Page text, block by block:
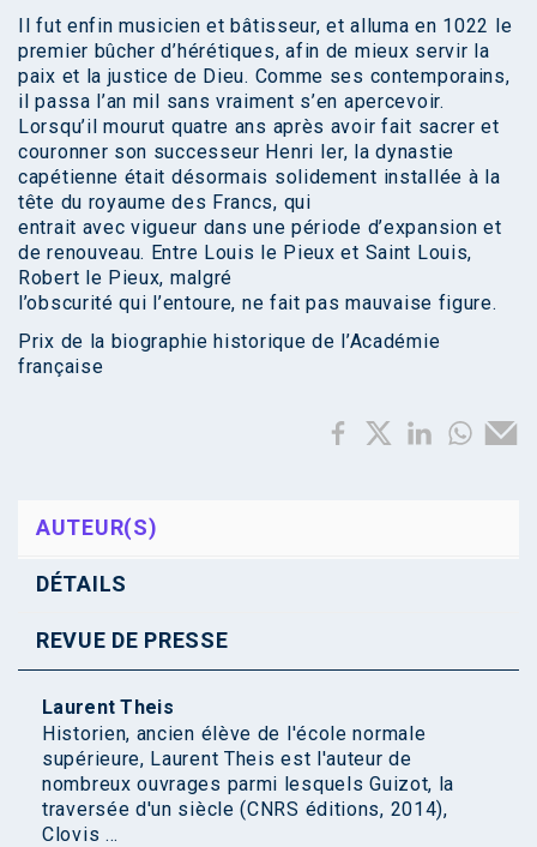
Il fut enfin musicien et bâtisseur, et alluma en 1022 le
premier bûcher d’hérétiques, afin de mieux servir la
paix et la justice de Dieu. Comme ses contemporains,
il passa l’an mil sans vraiment s’en apercevoir.
Lorsqu’il mourut quatre ans après avoir fait sacrer et
couronner son successeur Henri Ier, la dynastie
capétienne était désormais solidement installée à la
tête du royaume des Francs, qui
entrait avec vigueur dans une période d’expansion et
de renouveau. Entre Louis le Pieux et Saint Louis,
Robert le Pieux, malgré
l’obscurité qui l’entoure, ne fait pas mauvaise figure.
Prix de la biographie historique de l’Académie
française
AUTEUR(S)
DÉTAILS
REVUE DE PRESSE
Laurent Theis
Historien, ancien élève de l'école normale
supérieure, Laurent Theis est l'auteur de
nombreux ouvrages parmi lesquels Guizot, la
traversée d'un siècle (CNRS éditions, 2014),
Clovis ...